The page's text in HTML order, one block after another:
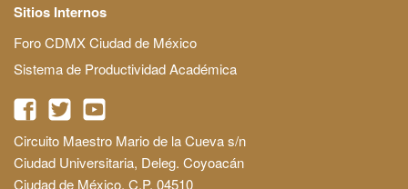
Sitios Internos
Foro CDMX Ciudad de México
Sistema de Productividad Académica
Circuito Maestro Mario de la Cueva s/n
Ciudad Universitaria, Deleg. Coyoacán
Ciudad de México, C.P. 04510